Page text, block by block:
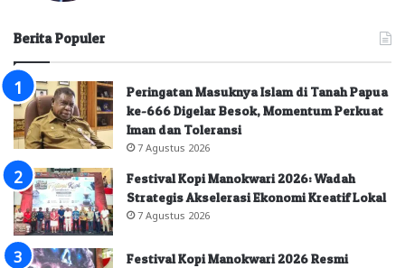
Berita Populer
Peringatan Masuknya Islam di Tanah Papua
ke-666 Digelar Besok, Momentum Perkuat
Iman dan Toleransi
7 Agustus 2026
Festival Kopi Manokwari 2026: Wadah
Strategis Akselerasi Ekonomi Kreatif Lokal
7 Agustus 2026
Festival Kopi Manokwari 2026 Resmi